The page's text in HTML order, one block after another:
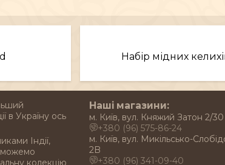
Набір мідних
в Україну ось
Індії,
можемо
колекцію
Наші магазини:
м. Київ, вул. Княжий Затон 2/30
+380 (96) 575-86-24
м. Київ, вул. Микільсько-
2B
+380 (96) 341-09-40